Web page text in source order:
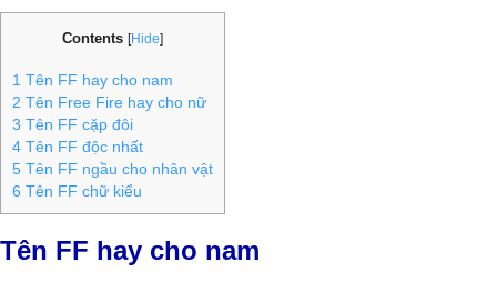
Contents [Hide]
1 Tên FF hay cho nam
2 Tên Free Fire hay cho nữ
3 Tên FF cặp đôi
4 Tên FF độc nhất
5 Tên FF ngầu cho nhân vật
6 Tên FF chữ kiểu
Tên FF hay cho nam